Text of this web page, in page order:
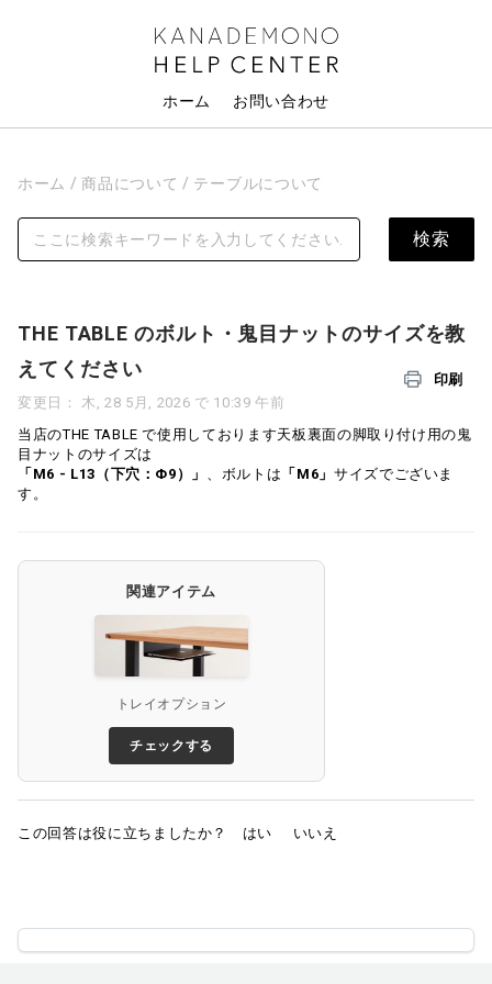
ホーム お問い合わせ
ホーム 商品について テーブルについて
THE TABLE のボルト・鬼目ナットのサイズを教
えてください
印刷
変更日： 木, 28 5月, 2026 で 10:39 午前
当店のTHE TABLE で使用しております天板裏面の脚取り付け用の鬼
目ナットのサイズは
「M6 - L13（下穴：Φ9）」 、ボルトは 「M6」 サイズでございま
す。
関連アイテム
トレイオプション
チェックする
この回答は役に立ちましたか？ はい いいえ